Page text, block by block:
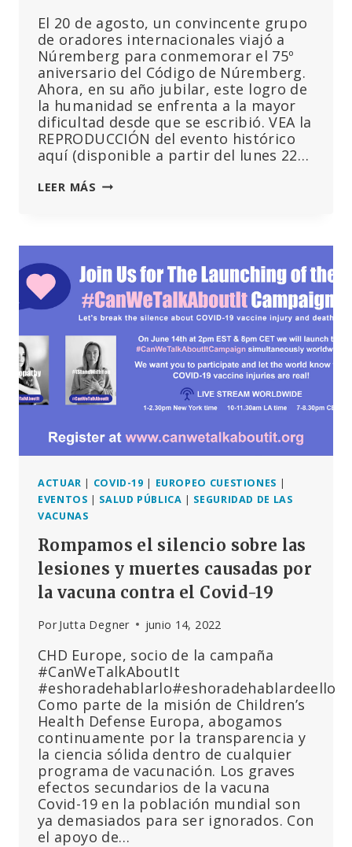
2022
El 20 de agosto, un convincente grupo
de oradores internacionales viajó a
Núremberg para conmemorar el 75º
aniversario del Código de Núremberg.
Ahora, en su año jubilar, este logro de
la humanidad se enfrenta a la mayor
dificultad desde que se escribió. VEA la
REPRODUCCIÓN del evento histórico
aquí (disponible a partir del lunes 22…
LEER MÁS 75º
NUREMBERG
ACTUAR | COVID-19 | EUROPEO CUESTIONES |
EVENTOS | SALUD PÚBLICA | SEGURIDAD DE LAS
VACUNAS
Rompamos el silencio sobre las
lesiones y muertes causadas por
la vacuna contra el Covid-19
Por Jutta Degner junio 14, 2022
CHD Europe, socio de la campaña
#CanWeTalkAboutIt
#eshoradehablarlo#eshoradehablardeello
Como parte de la misión de Children’s
Health Defense Europa, abogamos
continuamente por la transparencia y
la ciencia sólida dentro de cualquier
programa de vacunación. Los graves
efectos secundarios de la vacuna
Covid-19 en la población mundial son
ya demasiados para ser ignorados. Con
el apoyo de…